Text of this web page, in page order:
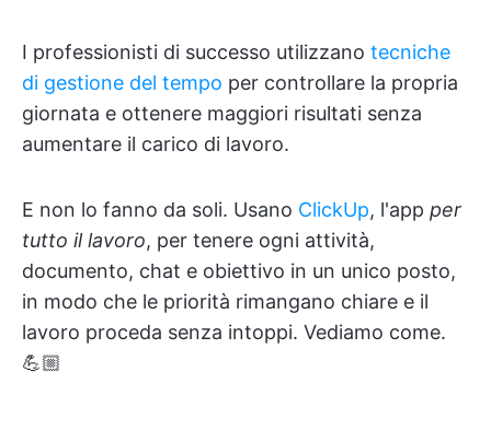
I professionisti di successo utilizzano tecniche
di gestione del tempo per controllare la propria
giornata e ottenere maggiori risultati senza
aumentare il carico di lavoro.
E non lo fanno da soli. Usano ClickUp, l'app per
tutto il lavoro, per tenere ogni attività,
documento, chat e obiettivo in un unico posto,
in modo che le priorità rimangano chiare e il
lavoro proceda senza intoppi. Vediamo come.
💪🏼